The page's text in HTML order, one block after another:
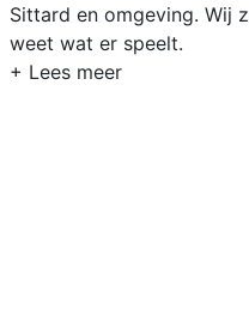
Sittard en omgeving. Wij
weet wat er speelt.